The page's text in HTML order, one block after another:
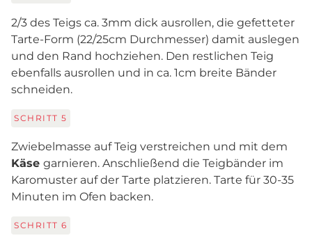
2/3 des Teigs ca. 3mm dick ausrollen, die gefetteter
Tarte-Form (22/25cm Durchmesser) damit auslegen
und den Rand hochziehen. Den restlichen Teig
ebenfalls ausrollen und in ca. 1cm breite Bänder
schneiden.
SCHRITT 5
Zwiebelmasse auf Teig verstreichen und mit dem
Käse garnieren. Anschließend die Teigbänder im
Karomuster auf der Tarte platzieren. Tarte für 30-35
Minuten im Ofen backen.
SCHRITT 6